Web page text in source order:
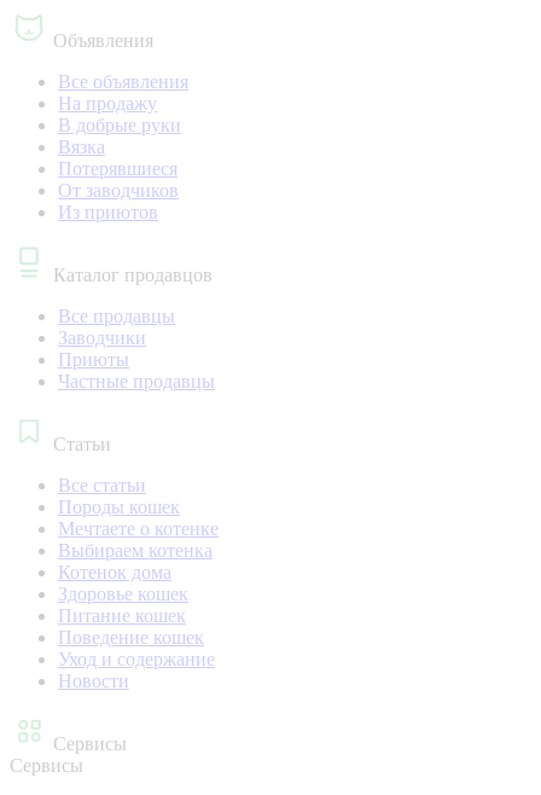
Объявления
Все объявления
На продажу
В добрые руки
Вязка
Потерявшиеся
От заводчиков
Из приютов
Каталог продавцов
Все продавцы
Заводчики
Приюты
Частные продавцы
Статьи
Все статьи
Породы кошек
Мечтаете о котенке
Выбираем котенка
Котенок дома
Здоровье кошек
Питание кошек
Поведение кошек
Уход и содержание
Новости
Сервисы
Сервисы